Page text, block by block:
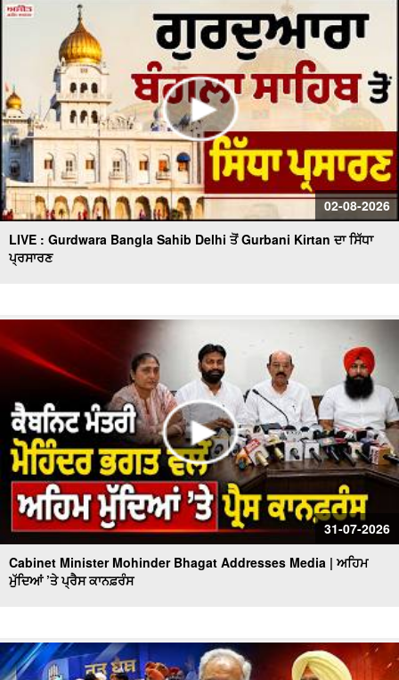
02-08-2026
LIVE : Gurdwara Bangla Sahib Delhi ਤੋਂ Gurbani Kirtan ਦਾ ਸਿੱਧਾ
ਪ੍ਰਸਾਰਣ
31-07-2026
Cabinet Minister Mohinder Bhagat Addresses Media | ਅਹਿਮ
ਮੁੱਦਿਆਂ ’ਤੇ ਪ੍ਰੈਸ ਕਾਨਫ਼ਰੰਸ